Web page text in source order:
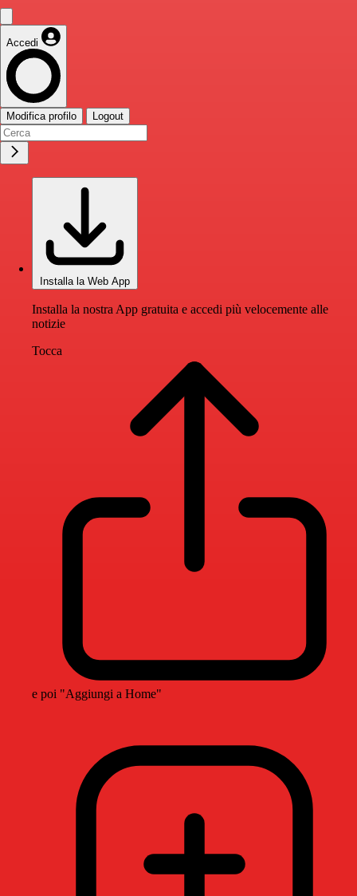
Accedi
Modifica profilo Logout
Installa la Web App
Installa la nostra App gratuita e accedi più velocemente alle
notizie
Tocca
e poi "Aggiungi a Home"